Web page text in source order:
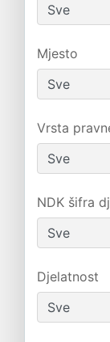
Mjesto
Vrsta
NDK šifra
Djelatnost